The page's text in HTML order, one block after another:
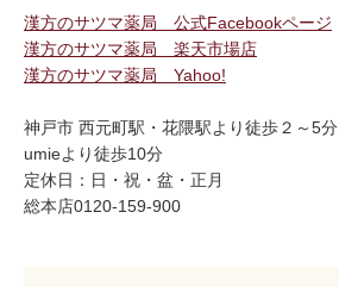
漢方のサツマ薬局 公式Facebookページ
漢方のサツマ薬局 楽天市場店
漢方のサツマ薬局 Yahoo!
神戸市 西元町駅・花隈駅より徒歩２～5分
umieより徒歩10分
定休日：日・祝・盆・正月
総本店0120-159-900